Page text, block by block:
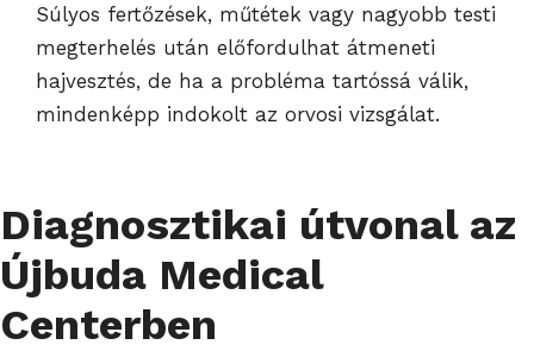
Súlyos fertőzések, műtétek vagy nagyobb testi
megterhelés után előfordulhat átmeneti
hajvesztés, de ha a probléma tartóssá válik,
mindenképp indokolt az orvosi vizsgálat.
Diagnosztikai útvonal az
Újbuda Medical
Centerben